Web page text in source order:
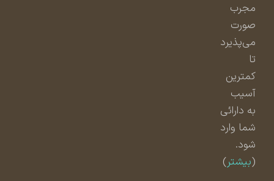
مجرب
صورت
می‌پذیرد
کمترین
آسیب
به دارائی
شما وارد
شود.
بیشتر)